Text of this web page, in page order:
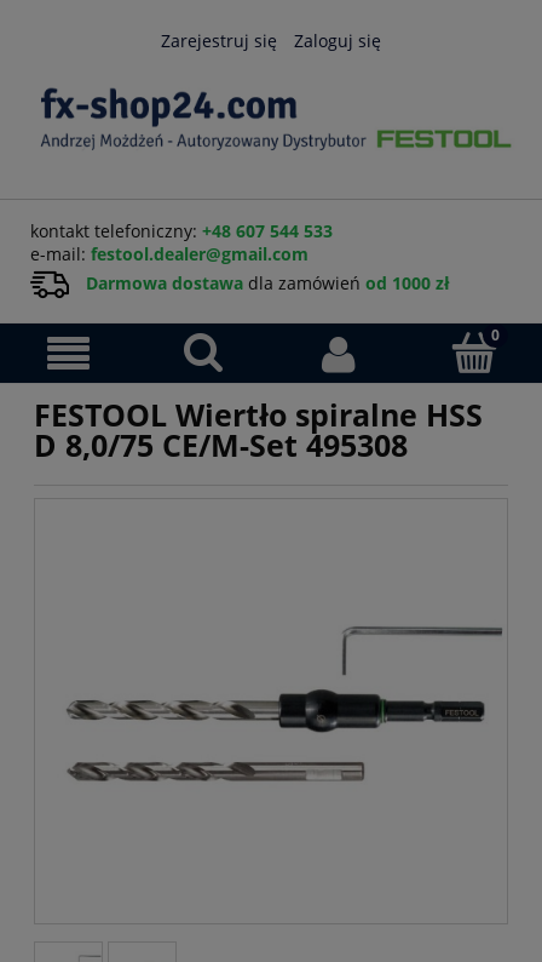
Zarejestruj się Zaloguj się
kontakt telefoniczny: +48 607 544 533
e-mail: festool.dealer@gmail.com
Darmowa dostawa dla zamówień od 1000 zł
FESTOOL Wiertło spiralne HSS
D 8,0/75 CE/M-Set 495308